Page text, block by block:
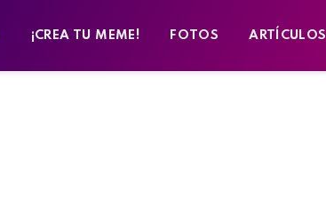
¡CREA TU MEME! FOTOS ARTÍCULOS